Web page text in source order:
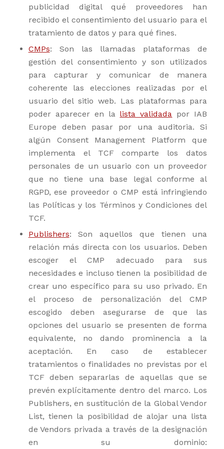
publicidad digital qué proveedores han
recibido el consentimiento del usuario para el
tratamiento de datos y para qué fines.
CMPs: Son las llamadas plataformas de
gestión del consentimiento y son utilizados
para capturar y comunicar de manera
coherente las elecciones realizadas por el
usuario del sitio web. Las plataformas para
poder aparecer en la lista validada por IAB
Europe deben pasar por una auditoria. Si
algún Consent Management Platform que
implementa el TCF comparte los datos
personales de un usuario con un proveedor
que no tiene una base legal conforme al
RGPD, ese proveedor o CMP está infringiendo
las Políticas y los Términos y Condiciones del
TCF.
Publishers: Son aquellos que tienen una
relación más directa con los usuarios. Deben
escoger el CMP adecuado para sus
necesidades e incluso tienen la posibilidad de
crear uno específico para su uso privado. En
el proceso de personalización del CMP
escogido deben asegurarse de que las
opciones del usuario se presenten de forma
equivalente, no dando prominencia a la
aceptación. En caso de establecer
tratamientos o finalidades no previstas por el
TCF deben separarlas de aquellas que se
prevén explícitamente dentro del marco. Los
Publishers, en sustitución de la Global Vendor
List, tienen la posibilidad de alojar una lista
de Vendors privada a través de la designación
en su dominio: